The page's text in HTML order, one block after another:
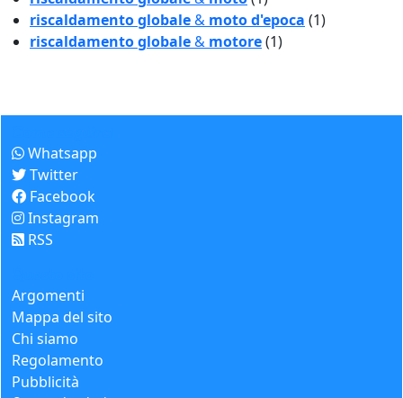
riscaldamento globale& moto d'epoca (1)
riscaldamento globale& motore(1)
Whatsapp
Twitter
Facebook
Instagram
RSS
Argomenti
Mappa del sito
Chi siamo
Regolamento
Pubblicità